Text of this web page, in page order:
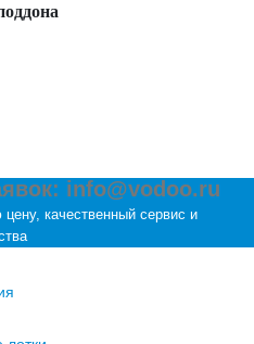
info@vodoo.ru
качественный сервис и